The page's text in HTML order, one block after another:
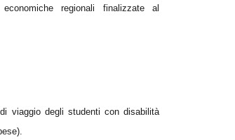
regionali finalizzate al
viaggio degli studenti con disabilità